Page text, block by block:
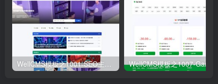
WellCMS模板之1001-SEO主题模板